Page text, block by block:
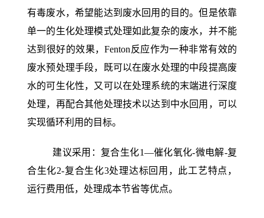
有毒废水，希望能达到废水回用的目的。但是依靠
单一的生化处理模式处理如此复杂的废水，并不能
达到很好的效果，Fenton反应作为一种非常有效的
废水预处理手段，既可以在废水处理的中段提高废
水的可生化性，又可以在处理系统的末端进行深度
处理，再配合其他处理技术以达到中水回用，可以
实现循环利用的目标。
建议采用：复合生化1—催化氧化-微电解-复
合生化2-复合生化3处理达标回用，此工艺特点，
运行费用低，处理成本节省等优点。